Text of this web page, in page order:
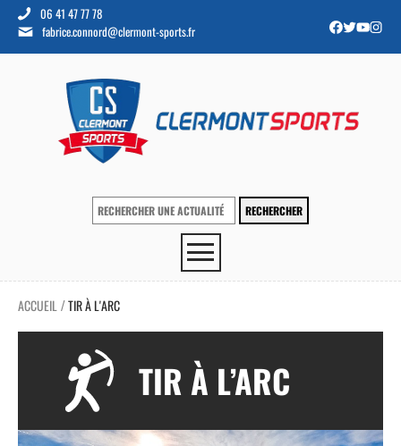
06 41 47 77 78
fabrice.connord@clermont-sports.fr
ACCUEIL /TIR À L'ARC
TIR À L’ARC